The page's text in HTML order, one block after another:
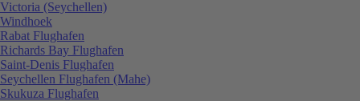
Victoria (Seychellen)
Windhoek
Rabat Flughafen
Richards Bay Flughafen
Saint-Denis Flughafen
Seychellen Flughafen (Mahe)
Skukuza Flughafen